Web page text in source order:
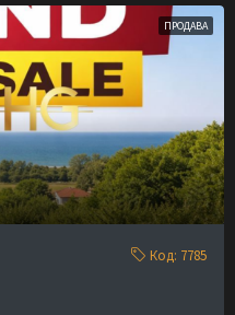
ПРОДАВА
Код: 7785